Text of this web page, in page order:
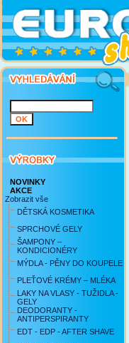
NOVINKY
AKCE
Zobrazit vše
DĚTSKÁ KOSMETIKA
SPRCHOVÉ GELY
ŠAMPONY –
KONDICIONÉRY
MÝDLA - PĚNY DO KOUPELE
PLEŤOVÉ KRÉMY – MLÉKA
LAKY NA VLASY - TUŽIDLA -
GELY
DEODORANTY -
ANTIPERSPIRANTY
EDT - EDP - AFTER SHAVE